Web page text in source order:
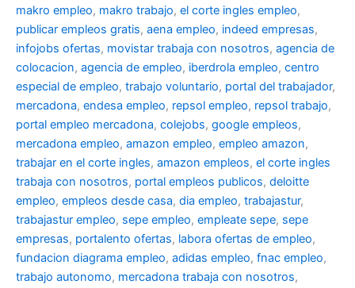
makro empleo, makro trabajo, el corte ingles empleo,
publicar empleos gratis, aena empleo, indeed empresas,
infojobs ofertas, movistar trabaja con nosotros, agencia de
colocacion, agencia de empleo, iberdrola empleo, centro
especial de empleo, trabajo voluntario, portal del trabajador,
mercadona, endesa empleo, repsol empleo, repsol trabajo,
portal empleo mercadona, colejobs, google empleos,
mercadona empleo, amazon empleo, empleo amazon,
trabajar en el corte ingles, amazon empleos, el corte ingles
trabaja con nosotros, portal empleos publicos, deloitte
empleo, empleos desde casa, dia empleo, trabajastur,
trabajastur empleo, sepe empleo, empleate sepe, sepe
empresas, portalento ofertas, labora ofertas de empleo,
fundacion diagrama empleo, adidas empleo, fnac empleo,
trabajo autonomo, mercadona trabaja con nosotros,